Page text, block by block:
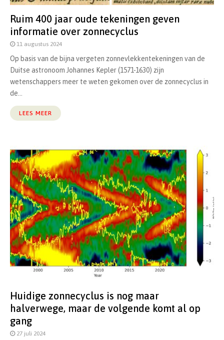
Ruim 400 jaar oude tekeningen geven
informatie over zonnecyclus
11 augustus 2024
Op basis van de bijna vergeten zonnevlekkentekeningen van de
Duitse astronoom Johannes Kepler (1571-1630) zijn
wetenschappers meer te weten gekomen over de zonnecyclus in
de...
LEES MEER
Huidige zonnecyclus is nog maar
halverwege, maar de volgende komt al op
gang
27 juli 2024